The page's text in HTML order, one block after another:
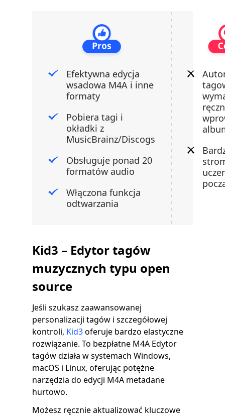
Efektywna edycja
wsadowa M4A i inne
formaty
Pobiera tagi i
okładki z
MusicBrainz/Discogs
Obsługuje ponad 20
formatów audio
Włączona funkcja
odtwarzania
Kid3 – Edytor tagów
muzycznych typu open
source
Jeśli szukasz zaawansowanej
personalizacji tagów i szczegółowej
kontroli, Kid3oferuje bardzo elastyczne
rozwiązanie. To bezpłatne M4A Edytor
tagów działa w systemach Windows,
macOS i Linux, oferując potężne
narzędzia do edycji M4A metadane
hurtowo.
Możesz ręcznie aktualizować kluczowe